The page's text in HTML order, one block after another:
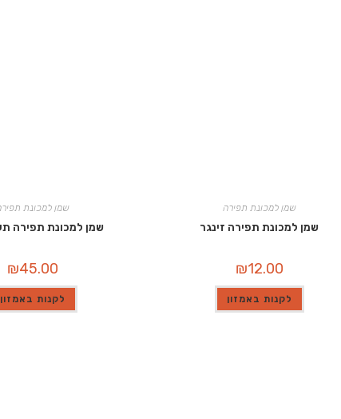
שמן למכונת תפירה
שמן למכונת תפירה זינגר
₪12.00
לקנות באמזון
שמן למכונת
שמן למכונת תפירה
₪45.00
לקנות באמזון